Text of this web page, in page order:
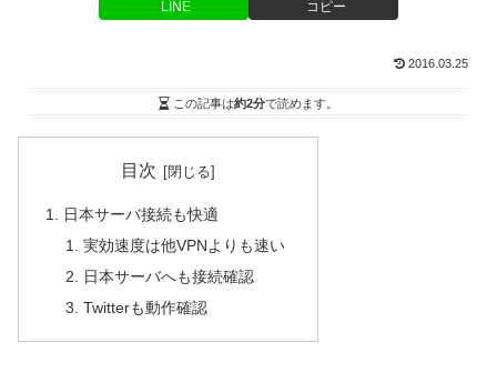
LINE コピー
2016.03.25
この記事は約2分で読めます。
目次
日本サーバ接続も快適
実効速度は他VPNよりも速い
日本サーバへも接続確認
Twitterも動作確認